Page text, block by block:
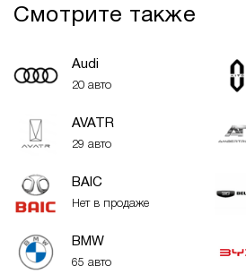
Смотрите также
Audi
20 авто
AVATR
29 авто
BAIC
Нет в продаже
BMW
65 авто